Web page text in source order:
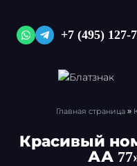
содержимому+7 (495) 127-
Главная страница »
Красивый
АА